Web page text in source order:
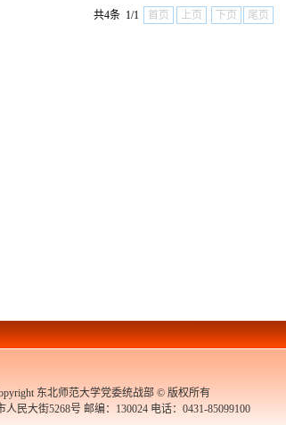
共4条 1/1
首页 上页 下页 尾页
东北师范大学党委统战部 © 版权所有
民大街5268号 邮编：130024 电话：0431-85099100